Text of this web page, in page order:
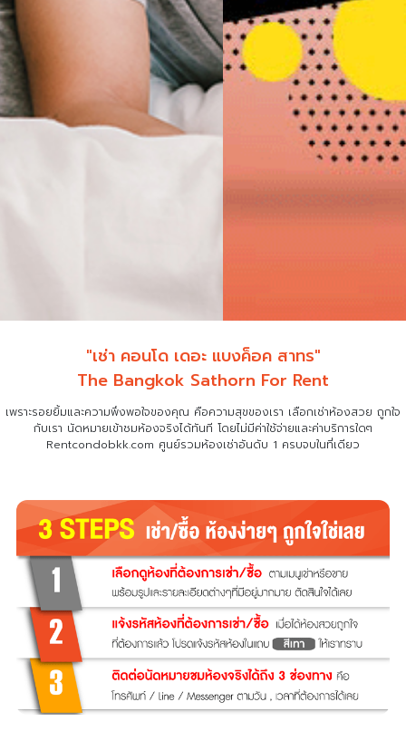
"เช่า คอนโด เดอะ แบงค็อค สาทร"
The Bangkok Sathorn For Rent
เพราะรอยยิ้มและความพึงพอใจของคุณ คือความสุขของเรา เลือกเช่าห้องสวย ถูกใจ
กับเรา นัดหมายเข้าชมห้องจริงได้ทันที โดยไม่มีค่าใช้จ่ายและค่าบริการใดๆ
Rentcondobkk.com ศูนย์รวมห้องเช่าอันดับ 1 ครบจบในที่เดียว